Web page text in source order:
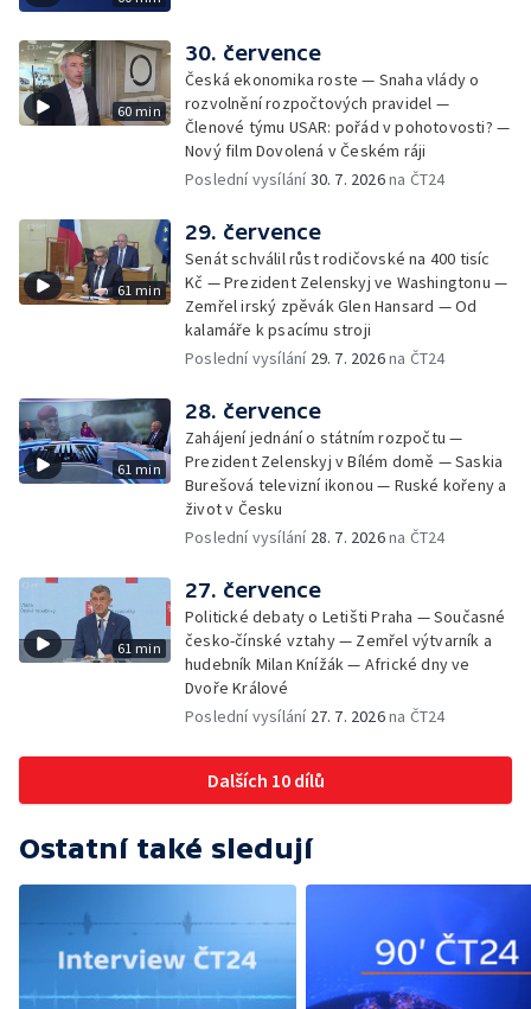
60 min
30. července
Česká ekonomika roste — Snaha vlády o
rozvolnění rozpočtových pravidel —
Členové týmu USAR: pořád v pohotovosti? —
Nový film Dovolená v Českém ráji
Poslední vysílání30. 7. 2026na ČT24
61 min
29. července
Senát schválil růst rodičovské na 400 tisíc
Kč — Prezident Zelenskyj ve Washingtonu —
Zemřel irský zpěvák Glen Hansard — Od
kalamáře k psacímu stroji
Poslední vysílání 29. 7. 2026na ČT24
61 min
28. července
Zahájení jednání o státním rozpočtu —
Prezident Zelenskyj v Bílém domě — Saskia
Burešová televizní ikonou — Ruské kořeny a
život v Česku
Poslední vysílání 28. 7. 2026na ČT24
61 min
27. července
Politické debaty o Letišti Praha — Současné
česko-čínské vztahy — Zemřel výtvarník a
hudebník Milan Knížák — Africké dny ve
Dvoře Králové
Poslední vysílání 27. 7. 2026na ČT24
Dalších 10 dílů
Ostatní také sledují